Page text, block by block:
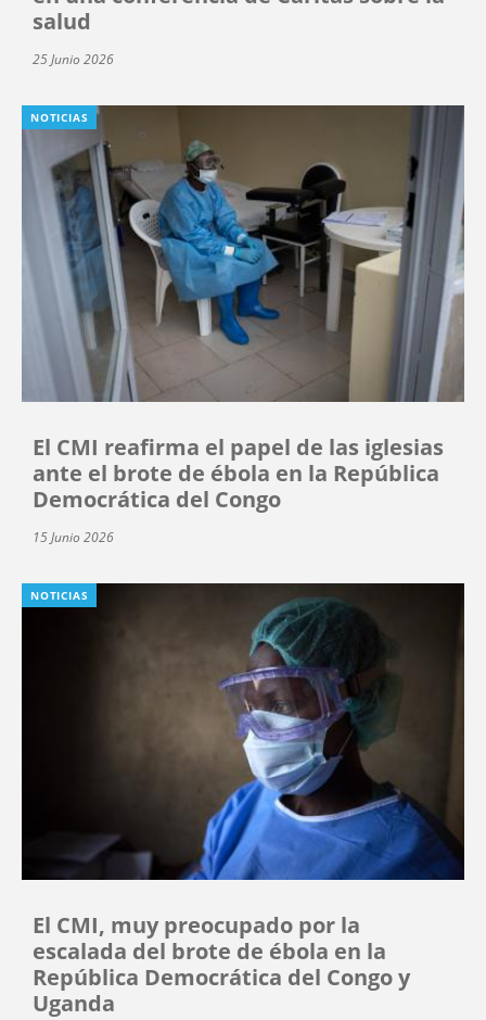
salud
25 Junio 2026
NOTICIAS
El CMI reafirma el papel de las iglesias
ante el brote de ébola en la República
Democrática del Congo
15 Junio 2026
NOTICIAS
El CMI, muy preocupado por la
escalada del brote de ébola en la
República Democrática del Congo y
Uganda